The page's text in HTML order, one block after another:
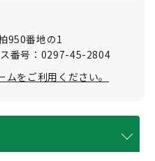
950番地の1
番号：0297-45-2804
をご利用ください。